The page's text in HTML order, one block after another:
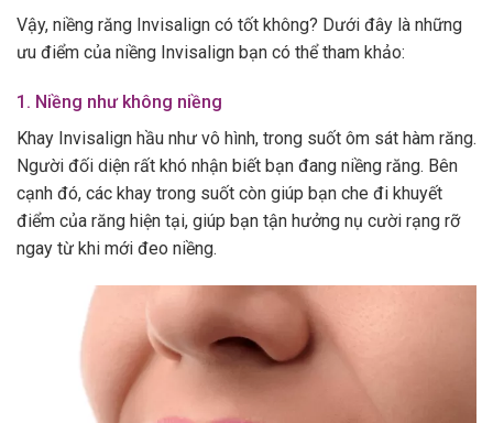
Vậy, niềng răng Invisalign có tốt không? Dưới đây là những
ưu điểm của niềng Invisalign bạn có thể tham khảo:
1. Niềng như không niềng
Khay Invisalign hầu như vô hình, trong suốt ôm sát hàm răng.
Người đối diện rất khó nhận biết bạn đang niềng răng. Bên
cạnh đó, các khay trong suốt còn giúp bạn che đi khuyết
điểm của răng hiện tại, giúp bạn tận hưởng nụ cười rạng rỡ
ngay từ khi mới đeo niềng.